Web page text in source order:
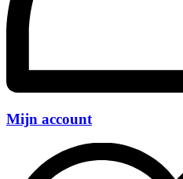
Mijn account